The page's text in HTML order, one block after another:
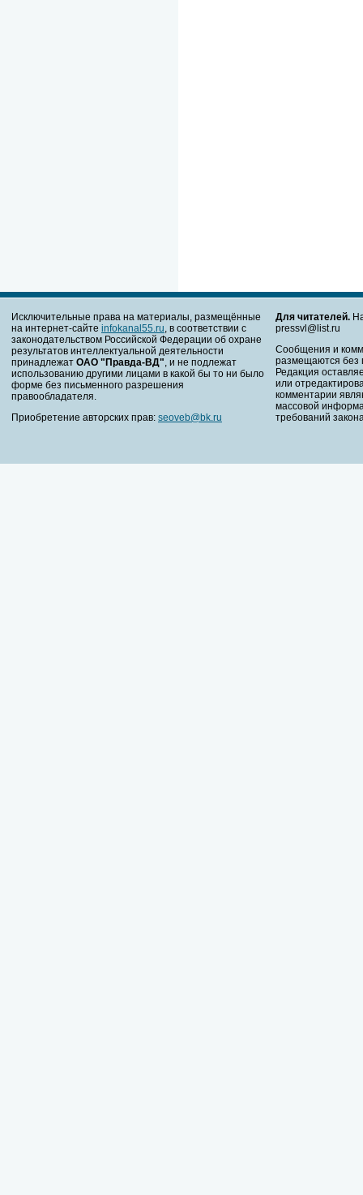
Исключительные права на материалы, размещённые
на интернет-сайте infokanal55.ru , в соответствии с
законодательством Российской Федерации об охране
результатов интеллектуальной деятельности
принадлежат ОАО "Правда-ВД" , и не подлежат
использованию другими лицами в какой бы то ни было
форме без письменного разрешения
правообладателя.
Приобретение авторских прав: seoveb@bk.ru
Для читателей.
pressvl@list.ru
Сообщения и
размещаются без
Редакция
или
комментарии
массовой
требований